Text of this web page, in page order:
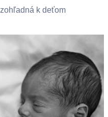
k deťom